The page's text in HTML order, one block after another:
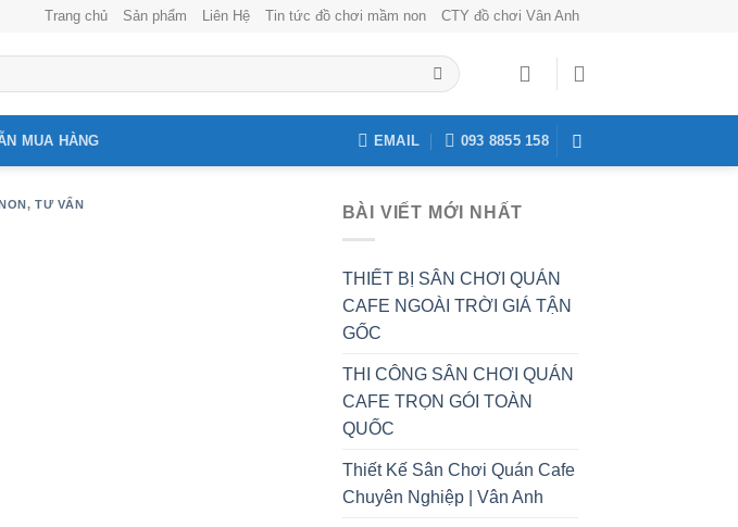
Trang chủ Sản phẩm Liên Hệ Tin tức đồ chơi mầm non CTY đồ chơi Vân Anh
MUA HÀNG EMAIL 093 8855 158
,TƯ VẤN BÀI VIẾT MỚI NHẤT
THIẾT BỊ SÂN CHƠI QUÁN
CAFE NGOÀI TRỜI GIÁ TẬN
GỐC
THI CÔNG SÂN CHƠI QUÁN
CAFE TRỌN GÓI TOÀN
QUỐC
Thiết Kế Sân Chơi Quán Cafe
Chuyên Nghiệp | Vân Anh